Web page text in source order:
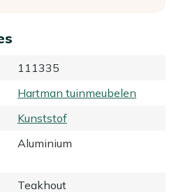
111335
Hartman tuinmeubelen
Kunststof
Aluminium
Teakhout